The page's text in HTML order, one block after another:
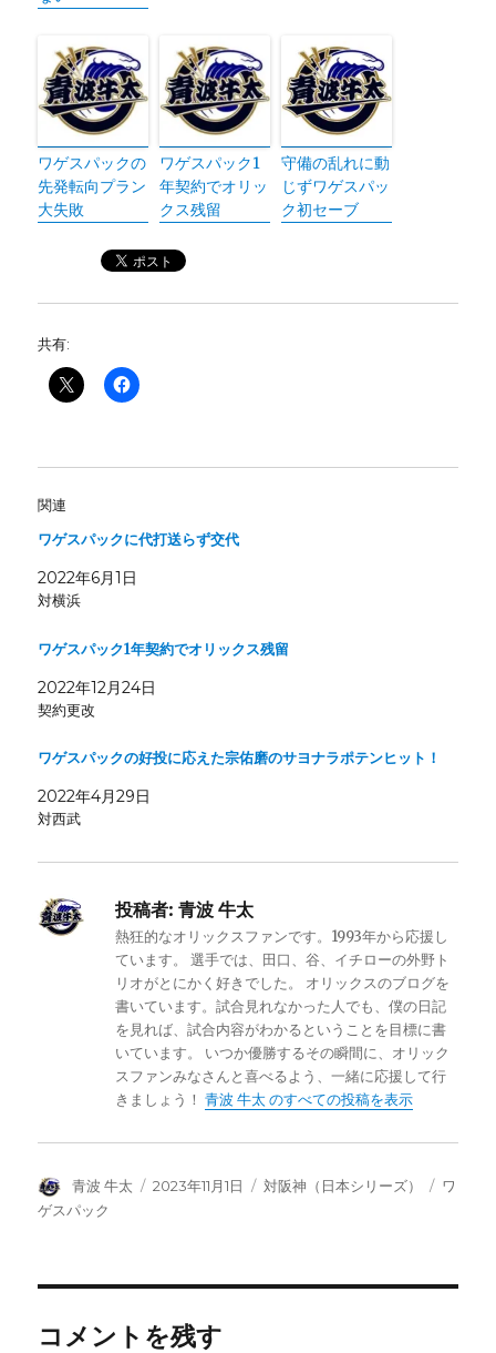
ワゲスパックの
先発転向プラン
大失敗
ワゲスパック1
年契約でオリッ
クス残留
守備の乱れに動
じずワゲスパッ
ク初セーブ
共有:
関連
ワゲスパックに代打送らず交代
2022年6月1日
対横浜
ワゲスパック1年契約でオリックス残留
2022年12月24日
契約更改
ワゲスパックの好投に応えた宗佑磨のサヨナラポテンヒット！
2022年4月29日
対西武
投稿者: 青波 牛太
熱狂的なオリックスファンです。1993年から応援し
ています。 選手では、田口、谷、イチローの外野ト
リオがとにかく好きでした。 オリックスのブログを
書いています。試合見れなかった人でも、僕の日記
を見れば、試合内容がわかるということを目標に書
いています。 いつか優勝するその瞬間に、オリック
スファンみなさんと喜べるよう、一緒に応援して行
きましょう！青波 牛太 のすべての投稿を表示
投
稿
青波 牛太
投
2023年11月1日
カ
対阪神（日本シリーズ）
タ
ワ
ゲスパック
コメントを残す